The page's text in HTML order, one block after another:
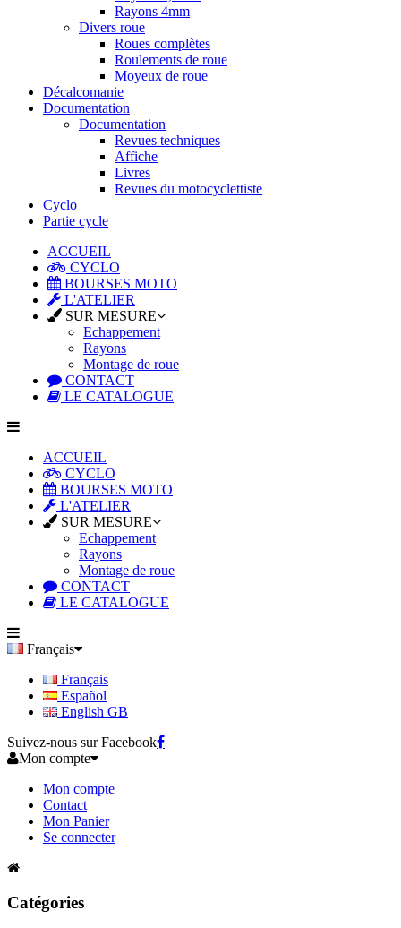
Rayons 4mm
Divers roue
Roues complètes
Roulements de roue
Moyeux de roue
Décalcomanie
Documentation
Documentation
Revues techniques
Affiche
Livres
Revues du motocyclettiste
Cyclo
Partie cycle
ACCUEIL
CYCLO
BOURSES MOTO
L'ATELIER
SUR MESURE
Echappement
Rayons
Montage de roue
CONTACT
LE CATALOGUE
ACCUEIL
CYCLO
BOURSES MOTO
L'ATELIER
SUR MESURE
Echappement
Rayons
Montage de roue
CONTACT
LE CATALOGUE
Français
Français
Español
English GB
Suivez-nous sur Facebook
Mon compte
Mon compte
Contact
Mon Panier
Se connecter
Catégories